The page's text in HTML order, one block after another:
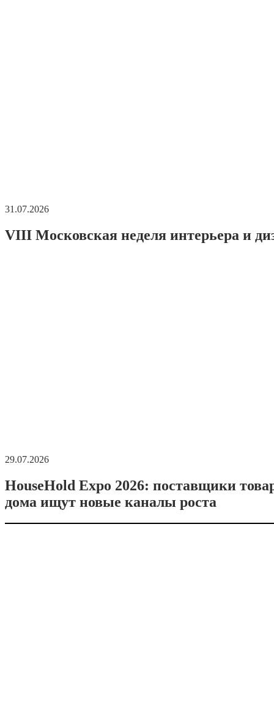
31.07.2026
VIII Московская неделя интерьера и
29.07.2026
HouseHold Expo 2026: поставщики
дома ищут новые каналы роста